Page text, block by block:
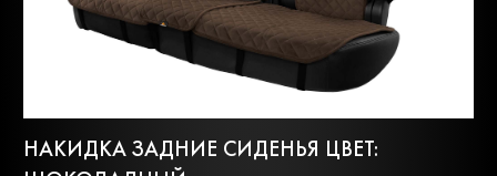
НАКИДКА ЗАДНИЕ СИДЕНЬЯ ЦВЕТ: